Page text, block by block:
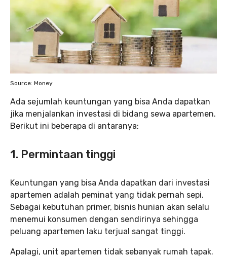
Source: Money
Ada sejumlah keuntungan yang bisa Anda dapatkan
jika menjalankan investasi di bidang sewa apartemen.
Berikut ini beberapa di antaranya:
1. Permintaan tinggi
Keuntungan yang bisa Anda dapatkan dari investasi
apartemen adalah peminat yang tidak pernah sepi.
Sebagai kebutuhan primer, bisnis hunian akan selalu
menemui konsumen dengan sendirinya sehingga
peluang apartemen laku terjual sangat tinggi.
Apalagi, unit apartemen tidak sebanyak rumah tapak.